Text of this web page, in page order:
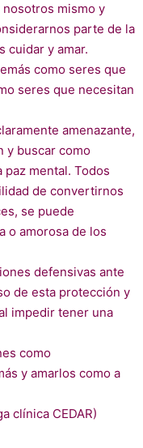
mismo y
parte de la
cuidar y amar.
como seres que
seres que necesitan
amenazante,
y buscar como
mental. Todos
de convertirnos
se puede
o amorosa de los
defensivas ante
de esta protección y
impedir tener una
como
y amarlos como a
clínica CEDAR)